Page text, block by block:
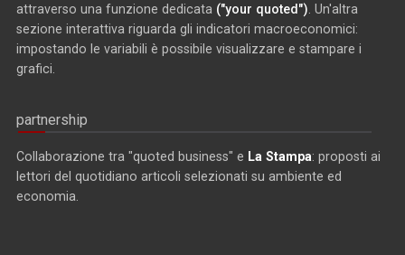
attraverso una funzione dedicata ("your quoted") . Un'altra
sezione interattiva riguarda gli indicatori macroeconomici:
impostando le variabili è possibile visualizzare e stampare i
grafici.
partnership
Collaborazione tra "quoted business" e La Stampa: proposti ai
lettori del quotidiano articoli selezionati su ambiente ed
economia.